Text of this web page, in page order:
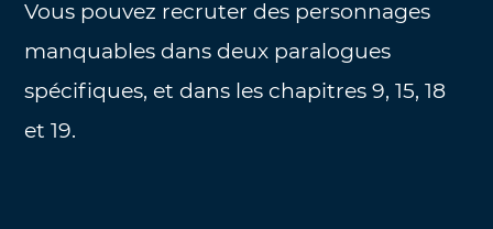
Vous pouvez recruter des personnages
manquables dans deux paralogues
spécifiques, et dans les chapitres 9, 15, 18
et 19.